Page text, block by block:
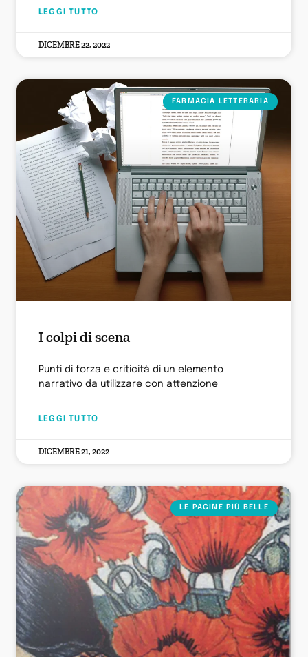
LEGGI TUTTO
DICEMBRE 22, 2022
FARMACIA LETTERARIA
I colpi di scena
Punti di forza e criticità di un elemento
narrativo da utilizzare con attenzione
LEGGI TUTTO
DICEMBRE 21, 2022
LE PAGINE PIÙ BELLE